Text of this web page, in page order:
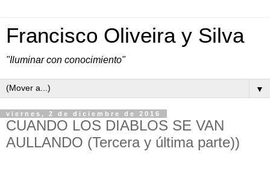
Francisco Oliveira y Silva
"Iluminar con conocimiento"
▼
viernes, 2 de diciembre de 2016
CUANDO LOS DIABLOS SE VAN
AULLANDO (Tercera y última parte))